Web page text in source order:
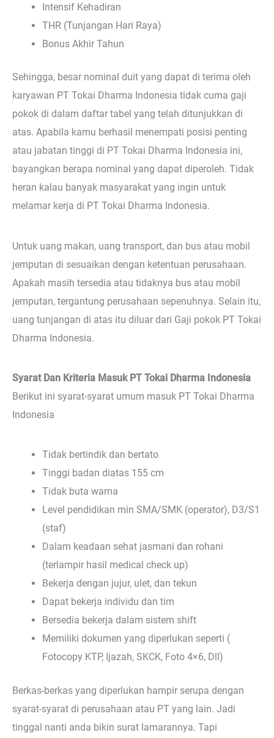
Intensif Kehadiran
THR (Tunjangan Hari Raya)
Bonus Akhir Tahun
Sehingga, besar nominal duit yang dapat di terima oleh
karyawan PT Tokai Dharma Indonesia tidak cuma gaji
pokok di dalam daftar tabel yang telah ditunjukkan di
atas. Apabila kamu berhasil menempati posisi penting
atau jabatan tinggi di PT Tokai Dharma Indonesia ini,
bayangkan berapa nominal yang dapat diperoleh. Tidak
heran kalau banyak masyarakat yang ingin untuk
melamar kerja di PT Tokai Dharma Indonesia.
Untuk uang makan, uang transport, dan bus atau mobil
jemputan di sesuaikan dengan ketentuan perusahaan.
Apakah masih tersedia atau tidaknya bus atau mobil
jemputan, tergantung perusahaan sepenuhnya. Selain itu,
uang tunjangan di atas itu diluar dari Gaji pokok PT Tokai
Dharma Indonesia.
Syarat Dan Kriteria Masuk PT Tokai Dharma Indonesia
Berikut ini syarat-syarat umum masuk PT Tokai Dharma
Indonesia
Tidak bertindik dan bertato
Tinggi badan diatas 155 cm
Tidak buta warna
Level pendidikan min SMA/SMK (operator), D3/S1
(staf)
Dalam keadaan sehat jasmani dan rohani
(terlampir hasil medical check up)
Bekerja dengan jujur, ulet, dan tekun
Dapat bekerja individu dan tim
Bersedia bekerja dalam sistem shift
Memiliki dokumen yang diperlukan seperti (
Fotocopy KTP, Ijazah, SKCK, Foto 4×6, Dll)
Berkas-berkas yang diperlukan hampir serupa dengan
syarat-syarat di perusahaan atau PT yang lain. Jadi
tinggal nanti anda bikin surat lamarannya. Tapi